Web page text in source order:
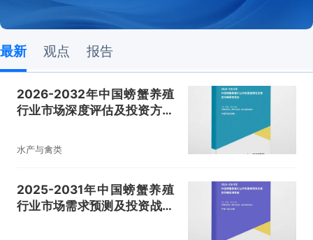
最新 观点 报告
2026-2032年中国螃蟹养殖
行业市场深度评估及投资方向
水产与禽类
2025-2031年中国螃蟹养殖
行业市场需求预测及投资战略